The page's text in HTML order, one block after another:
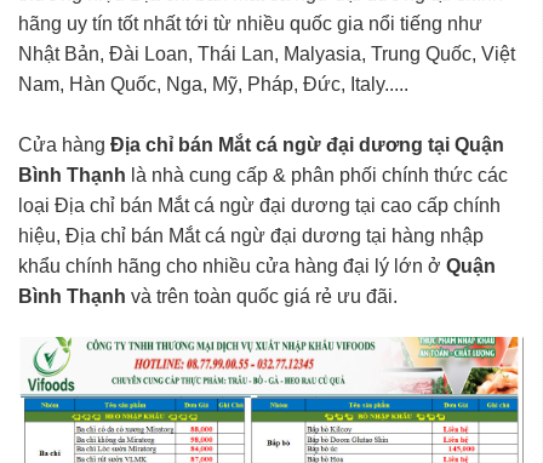
hãng uy tín tốt nhất tới từ nhiều quốc gia nổi tiếng như
Nhật Bản, Đài Loan, Thái Lan, Malyasia, Trung Quốc, Việt
Nam, Hàn Quốc, Nga, Mỹ, Pháp, Đức, Italy.....
Cửa hàng Địa chỉ bán Mắt cá ngừ đại dương tại Quận
Bình Thạnh là nhà cung cấp & phân phối chính thức các
loại Địa chỉ bán Mắt cá ngừ đại dương tại cao cấp chính
hiệu, Địa chỉ bán Mắt cá ngừ đại dương tại hàng nhập
khẩu chính hãng cho nhiều cửa hàng đại lý lớn ở Quận
Bình Thạnh và trên toàn quốc giá rẻ ưu đãi.